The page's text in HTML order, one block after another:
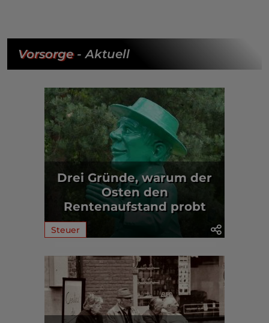
Vorsorge- Aktuell
Drei Gründe, warum der
Osten den
Rentenaufstand probt
Steuer